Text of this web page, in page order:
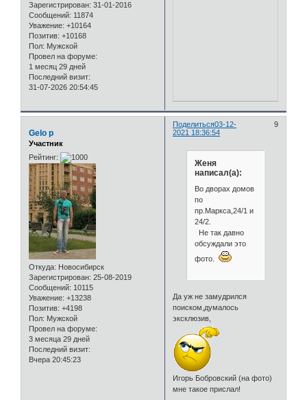
Зарегистрирован: 31-01-2016
Сообщений: 11874
Уважение: +10164
Позитив: +10168
Пол: Мужской
Провел на форуме:
1 месяц 29 дней
Последний визит:
31-07-2026 20:54:45
Поделиться 9
03-12-
2021 18:36:54
Gelo p
Участник
Рейтинг:
Откуда: Новосибирск
Зарегистрирован: 25-08-2019
Сообщений: 10115
Уважение: +13238
Позитив: +4198
Пол: Мужской
Провел на форуме:
3 месяца 29 дней
Последний визит:
Вчера 20:45:23
Женя
написал(а):
Во дворах домов
по
пр.Маркса,24/1 и
24/2.
Не так давно
обсуждали это
фото.
Да уж не замудрился
поиском,думалось
эксклюзив,
Игорь Бобровский (на фото)
мне такое прислал!